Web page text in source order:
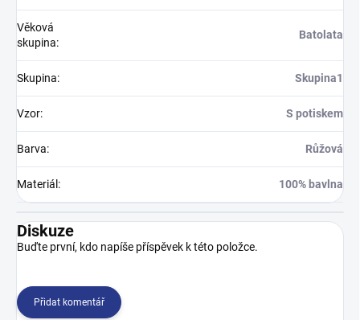
Věková
skupina:
Batolata
Skupina: Skupina1
Vzor: S potiskem
Barva: Růžová
Materiál : 100% bavlna
Diskuze
Buďte první, kdo napíše příspěvek k této položce.
Přidat komentář